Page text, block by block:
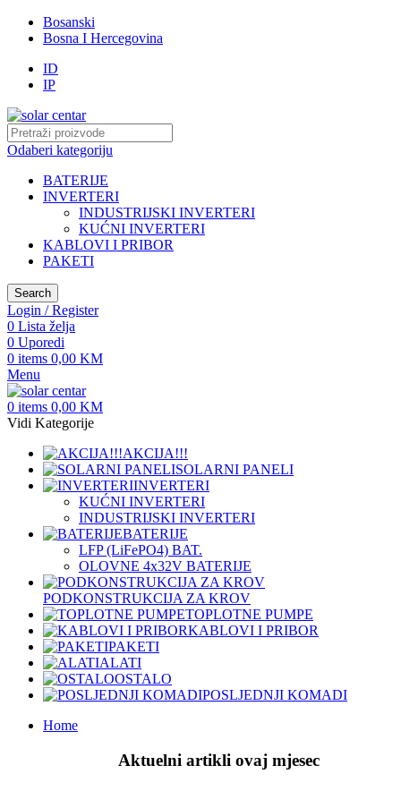
Bosanski
Bosna I Hercegovina
ID
IP
Odaberi kategoriju
BATERIJE
INVERTERI
INDUSTRIJSKI INVERTERI
KUĆNI INVERTERI
KABLOVI I PRIBOR
PAKETI
Search
Login / Register
0 Lista želja
0 Uporedi
0 items 0,00 KM
Menu
0 items 0,00 KM
Vidi Kategorije
AKCIJA!!!
SOLARNI PANELI
INVERTERI
KUĆNI INVERTERI
INDUSTRIJSKI INVERTERI
BATERIJE
LFP (LiFeРО4) BAT.
OLOVNE 4x32V BATERIJE
PODKONSTRUKCIJA ZA KROV
TOPLOTNE PUMPE
KABLOVI I PRIBOR
PAKETI
ALATI
OSTALO
POSLJEDNJI KOMADI
Home
Aktuelni artikli ovaj mjesec